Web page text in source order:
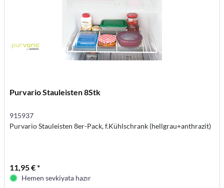
Purvario Stauleisten 8Stk
915937
Purvario Stauleisten 8er-Pack, f.Kühlschrank (hellgrau+anthrazit)
11,95 € *
Hemen sevkiyata hazır